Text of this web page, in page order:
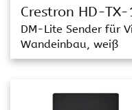
Crestron HD-
DM-Lite Sender für
Wandeinbau, weiß